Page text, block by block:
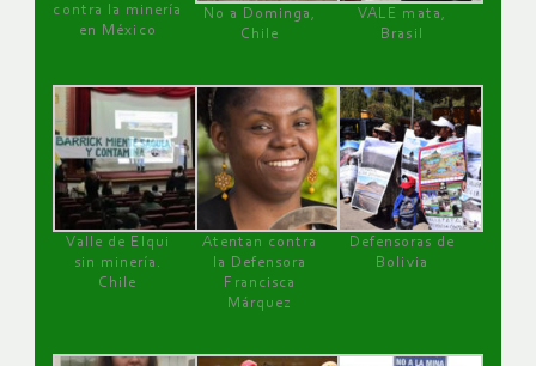
contra la minería
en México
No a Dominga,
Chile
VALE mata,
Brasil
Valle de Elqui
sin minería.
Chile
Atentan contra
la Defensora
Francisca
Márquez
Defensoras de
Bolivia